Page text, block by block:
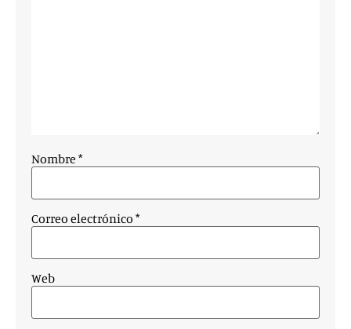
Nombre *
Correo electrónico *
Web